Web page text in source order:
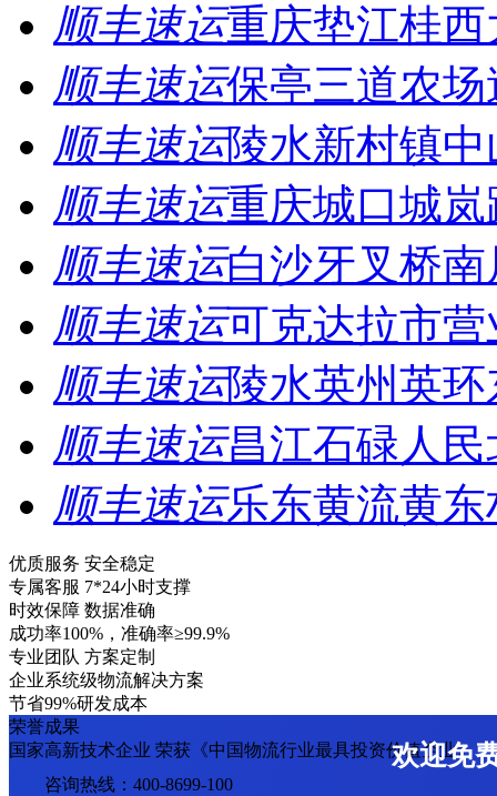
顺丰速运重庆垫江桂
顺丰速运保亭三道农
顺丰速运陵水新村镇
顺丰速运重庆城口城
顺丰速运白沙牙叉桥
顺丰速运可克达拉市营
顺丰速运陵水英州英
顺丰速运昌江石碌人
顺丰速运乐东黄流黄
优质服务 安全稳定
专属客服 7*24小时支撑
时效保障 数据准确
成功率100%，准确率≥99.9%
专业团队 方案定制
企业系统级物流解决方案
节省99%研发成本
荣誉成果
国家高新技术企业 荣获《中国物流行业最具投资价值企业》
欢迎免
咨询热线：400-8699-100